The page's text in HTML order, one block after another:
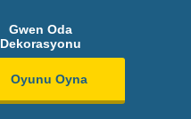
Gwen Oda
Dekorasyonu
Oyunu Oyna